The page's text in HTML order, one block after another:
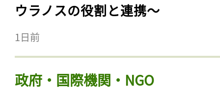
ウラノスの役割と連携〜
1日前
政府・国際機関・NGO